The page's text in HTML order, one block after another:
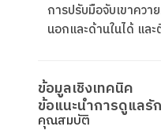
การปรับมือจับเขาควา
นอกและด้านในได้ แล
ข้อมูลเชิงเทคนิค
ข้อแนะนำการดูแลรั
คุณสมบัติ